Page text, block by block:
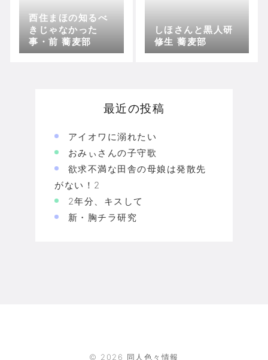
西住まほの知るべ
きじゃなかった
事・前 蕎麦部
しほさんと黒人研
修生 蕎麦部
最近の投稿
アイオワに溺れたい
おみぃさんの子守歌
欲求不満な田舎の母娘は発散先
がない！2
2年分、キスして
新・胸チラ研究
© 2026 同人色々情報